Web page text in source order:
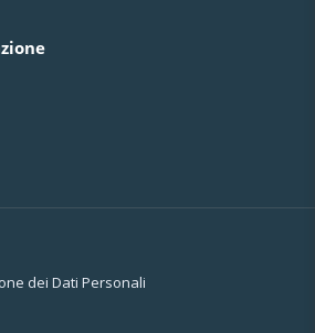
dei Dati Personali